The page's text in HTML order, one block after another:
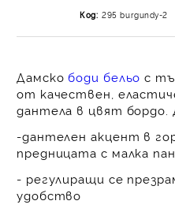
Код: 295 burgundy-2
Дамско боди бельо с
от качествен,
дантела в цвят бордо.
-дантелен акцент в
предницата с малка
- регулиращи се
удобство